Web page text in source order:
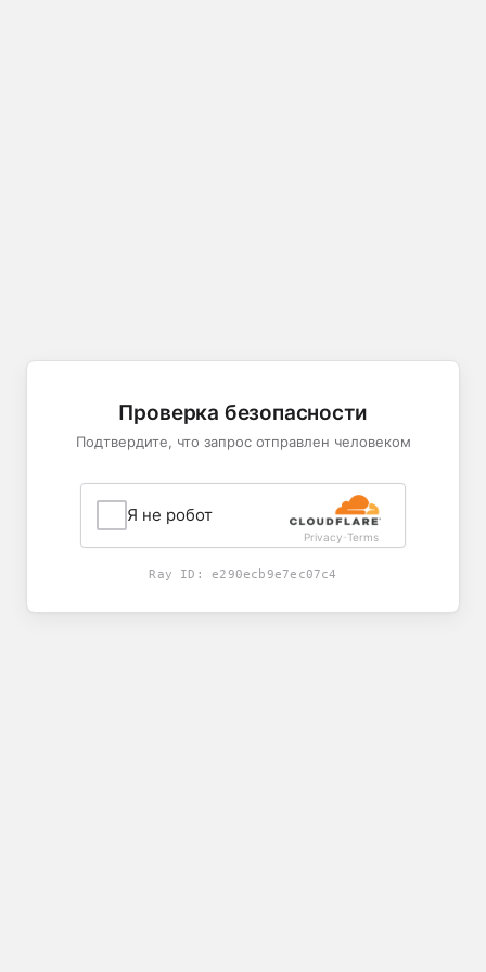
Проверка безопасности
Подтвердите, что запрос отправлен человеком
Я не робот
Privacy-Terms
Ray ID:e290ecb9e7ec07c4